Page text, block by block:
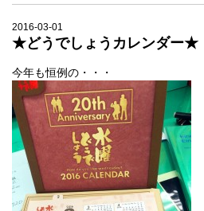
2016-03-01
★どうでしょうカレンダー★
今年も恒例の・・・